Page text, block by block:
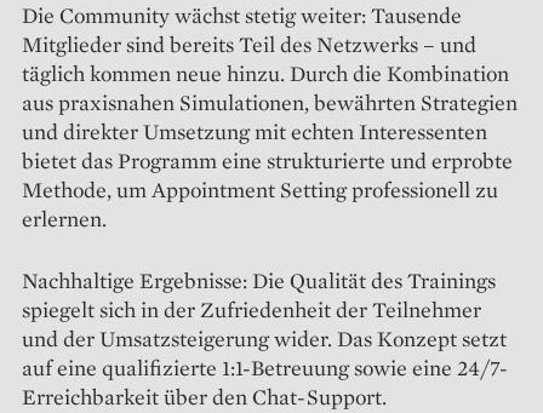
Die Community wächst stetig weiter: Tausende
Mitglieder sind bereits Teil des Netzwerks – und
täglich kommen neue hinzu. Durch die Kombination
aus praxisnahen Simulationen, bewährten Strategien
und direkter Umsetzung mit echten Interessenten
bietet das Programm eine strukturierte und erprobte
Methode, um Appointment Setting professionell zu
erlernen.
Nachhaltige Ergebnisse: Die Qualität des Trainings
spiegelt sich in der Zufriedenheit der Teilnehmer
und der Umsatzsteigerung wider. Das Konzept setzt
auf eine qualifizierte 1:1-Betreuung sowie eine 24/7-
Erreichbarkeit über den Chat-Support.